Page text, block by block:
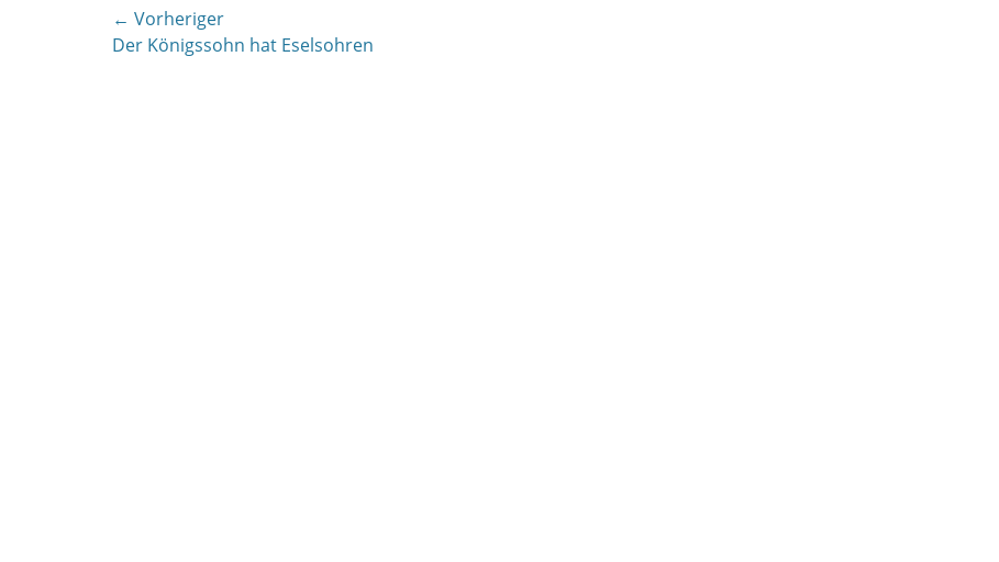
Beitragsnavigation
← Vorheriger
Vorheriger
Der Königssohn hat Eselsohren